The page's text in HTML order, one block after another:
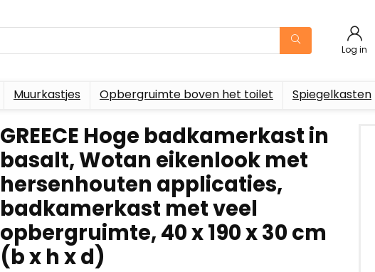
Log in
Muurkastjes Opbergruimte boven het toilet Spiegelkasten
GREECE Hoge badkamerkast in
basalt, Wotan eikenlook met
hersenhouten applicaties,
badkamerkast met veel
opbergruimte, 40 x 190 x 30 cm
(b x h x d)